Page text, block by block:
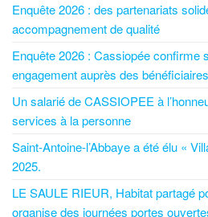
Enquête 2026 : des partenariats
accompagnement de qualité
Enquête 2026 : Cassiopée confirme
engagement auprès des bénéficiaires
Un salarié de CASSIOPEE à
services à la personne
Saint-Antoine-l’Abbaye a été élu «
2025.
LE SAULE RIEUR, Habitat partagé
organise des journées portes